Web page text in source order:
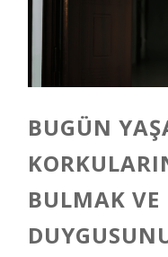
BUGÜN
BULMAK VE